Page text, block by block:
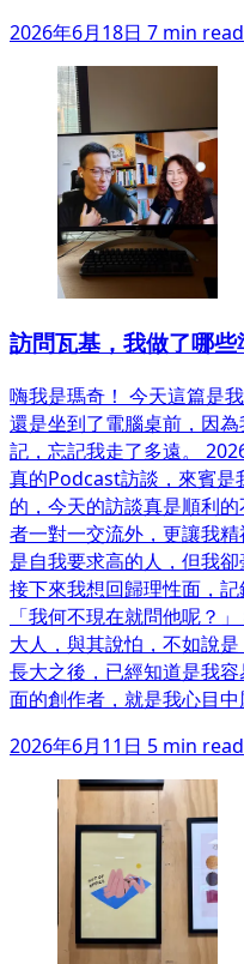
2026年6月18日 7 min read
訪問瓦基，我做了哪
嗨我是瑪奇！ 今天這篇是
還是坐到了電腦桌前，因
記，忘記我走了多遠。
真的Podcast訪談，來賓是
的，今天的訪談真是順利
者一對一交流外，更讓我
是自我要求高的人，但我卻
接下來我想回歸理性面，記
「我何不現在就問他呢？
大人，與其說怕，不如說
長大之後，已經知道是我
面的創作者，就是我心目中
2026年6月11日 5 min read